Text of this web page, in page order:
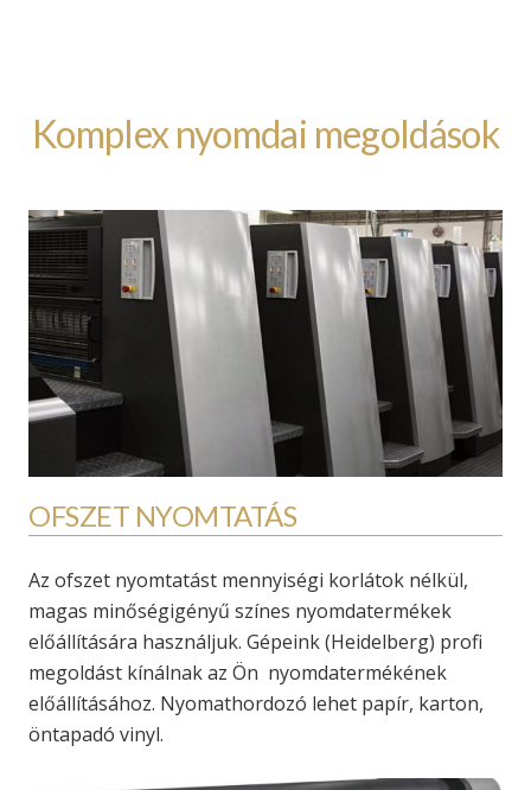
Komplex nyomdai megoldások
OFSZET NYOMTATÁS
Az ofszet nyomtatást mennyiségi korlátok nélkül,
magas minőségigényű színes nyomdatermékek
előállítására használjuk. Gépeink (Heidelberg) profi
megoldást kínálnak az Ön nyomdatermékének
előállításához. Nyomathordozó lehet papír, karton,
öntapadó vinyl.